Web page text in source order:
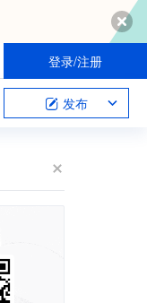
登录/注册
发布